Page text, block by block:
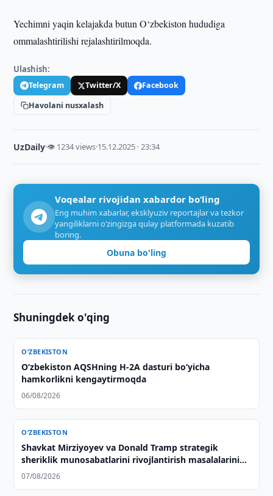
Yechimni yaqin kelajakda butun O‘zbekiston hududiga
ommalashtirilishi rejalashtirilmoqda.
Ulashish:
Telegram Twitter/X
Facebook
Havolani nusxalash
UzDaily·👁 1234 views·15.12.2025 · 23:34
Voqealar rivojidan xabardor bo‘ling
Eng muhim xabarlar, eksklyuziv reportajlar va tezkor
yangiliklarni o‘zingizga qulay platformada kuzatib
boring.
Obuna bo'ling
Shuningdek o'qing
O‘ZBEKISTON
O‘zbekiston AQSHning H-2A dasturi bo‘yicha
hamkorlikni kengaytirmoqda
06/08/2026
O‘ZBEKISTON
Shavkat Mirziyoyev va Donald Tramp strategik
sheriklik munosabatlarini rivojlantirish masalalarini
muhokama qilishdi
07/08/2026